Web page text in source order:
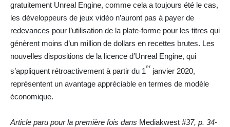
gratuitement Unreal Engine, comme cela a toujours été le cas,
les développeurs de jeux vidéo n’auront pas à payer de
redevances pour l’utilisation de la plate-forme pour les titres qui
génèrent moins d’un million de dollars en recettes brutes. Les
nouvelles dispositions de la licence d’Unreal Engine, qui
s’appliquent rétroactivement à partir du 1
er
janvier 2020,
représentent un avantage appréciable en termes de modèle
économique.
Article paru pour la première fois dans Mediakwest #37, p. 34-